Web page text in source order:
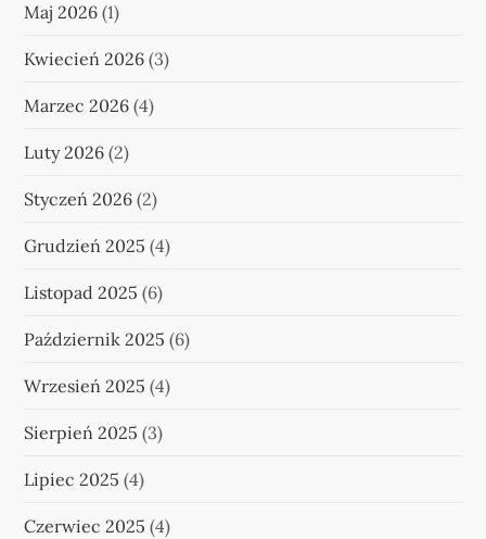
Maj 2026 (1)
Kwiecień 2026 (3)
Marzec 2026 (4)
Luty 2026 (2)
Styczeń 2026 (2)
Grudzień 2025 (4)
Listopad 2025 (6)
Październik 2025 (6)
Wrzesień 2025 (4)
Sierpień 2025 (3)
Lipiec 2025 (4)
Czerwiec 2025 (4)